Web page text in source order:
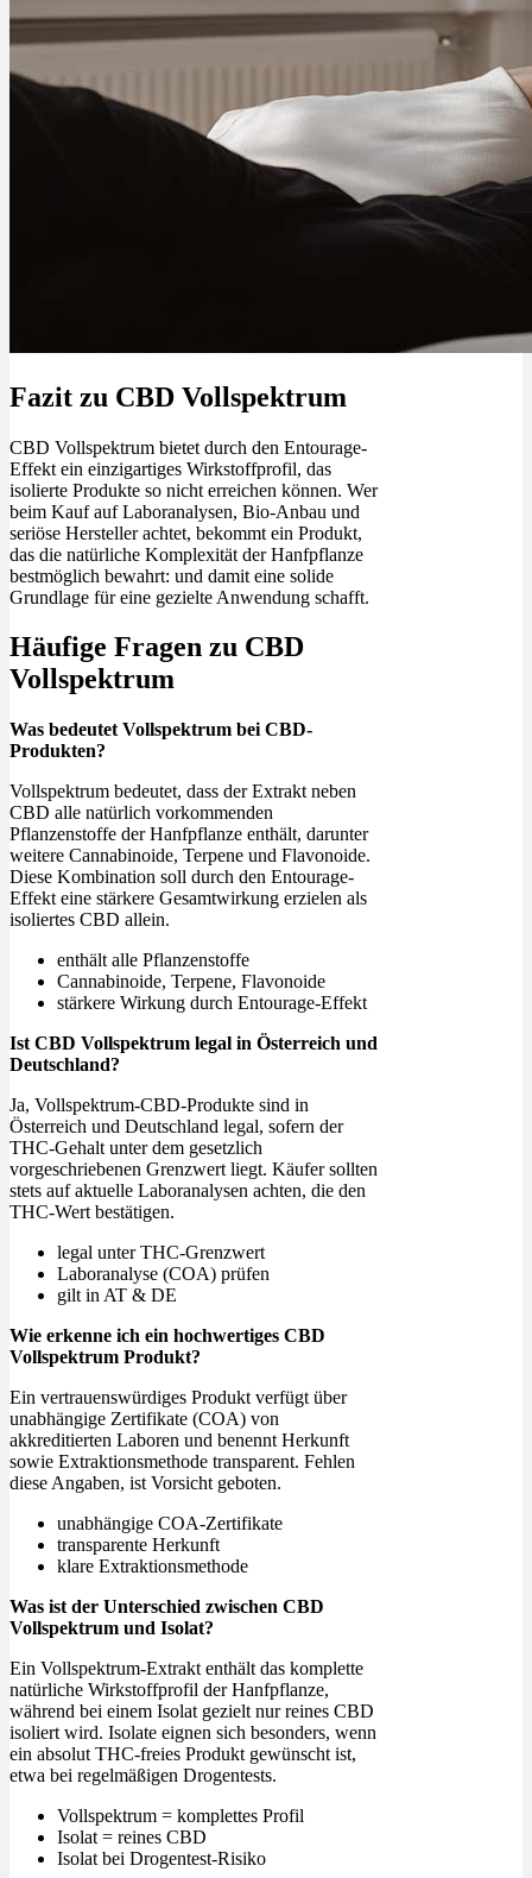
Fazit zu CBD Vollspektrum
CBD Vollspektrum bietet durch den Entourage-
Effekt ein einzigartiges Wirkstoffprofil, das
isolierte Produkte so nicht erreichen können. Wer
beim Kauf auf Laboranalysen, Bio-Anbau und
seriöse Hersteller achtet, bekommt ein Produkt,
das die natürliche Komplexität der Hanfpflanze
bestmöglich bewahrt: und damit eine solide
Grundlage für eine gezielte Anwendung schafft.
Häufige Fragen zu CBD
Vollspektrum
Was bedeutet Vollspektrum bei CBD-
Produkten?
Vollspektrum bedeutet, dass der Extrakt neben
CBD alle natürlich vorkommenden
Pflanzenstoffe der Hanfpflanze enthält, darunter
weitere Cannabinoide, Terpene und Flavonoide.
Diese Kombination soll durch den Entourage-
Effekt eine stärkere Gesamtwirkung erzielen als
isoliertes CBD allein.
enthält alle Pflanzenstoffe
Cannabinoide, Terpene, Flavonoide
stärkere Wirkung durch Entourage-Effekt
Ist CBD Vollspektrum legal in Österreich und
Deutschland?
Ja, Vollspektrum-CBD-Produkte sind in
Österreich und Deutschland legal, sofern der
THC-Gehalt unter dem gesetzlich
vorgeschriebenen Grenzwert liegt. Käufer sollten
stets auf aktuelle Laboranalysen achten, die den
THC-Wert bestätigen.
legal unter THC-Grenzwert
Laboranalyse (COA) prüfen
gilt in AT & DE
Wie erkenne ich ein hochwertiges CBD
Vollspektrum Produkt?
Ein vertrauenswürdiges Produkt verfügt über
unabhängige Zertifikate (COA) von
akkreditierten Laboren und benennt Herkunft
sowie Extraktionsmethode transparent. Fehlen
diese Angaben, ist Vorsicht geboten.
unabhängige COA-Zertifikate
transparente Herkunft
klare Extraktionsmethode
Was ist der Unterschied zwischen CBD
Vollspektrum und Isolat?
Ein Vollspektrum-Extrakt enthält das komplette
natürliche Wirkstoffprofil der Hanfpflanze,
während bei einem Isolat gezielt nur reines CBD
isoliert wird. Isolate eignen sich besonders, wenn
ein absolut THC-freies Produkt gewünscht ist,
etwa bei regelmäßigen Drogentests.
Vollspektrum = komplettes Profil
Isolat = reines CBD
Isolat bei Drogentest-Risiko